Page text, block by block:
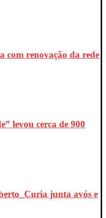
com renovação da rede
levou cerca de 900
junta avós e